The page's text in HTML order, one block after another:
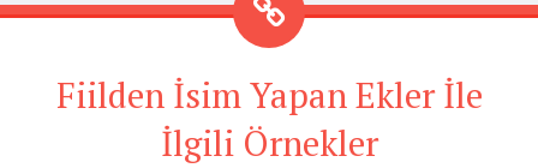
Fiilden İsim Yapan Ekler İle
İlgili Örnekler